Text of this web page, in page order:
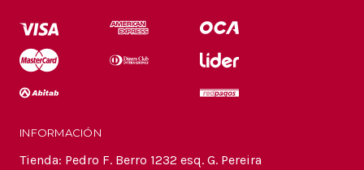
INFORMACIÓN
Tienda: Pedro F. Berro 1232 esq. G. Pereira